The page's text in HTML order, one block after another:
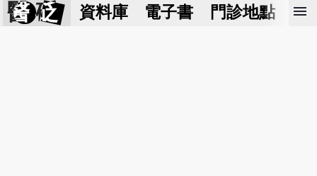
醫 砭 資料庫 電子書 門診地點 預
menu